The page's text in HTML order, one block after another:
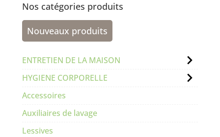
Nos catégories produits
Nouveaux produits
ENTRETIEN DE LA MAISON
HYGIENE CORPORELLE
Accessoires
Auxiliaires de lavage
Lessives